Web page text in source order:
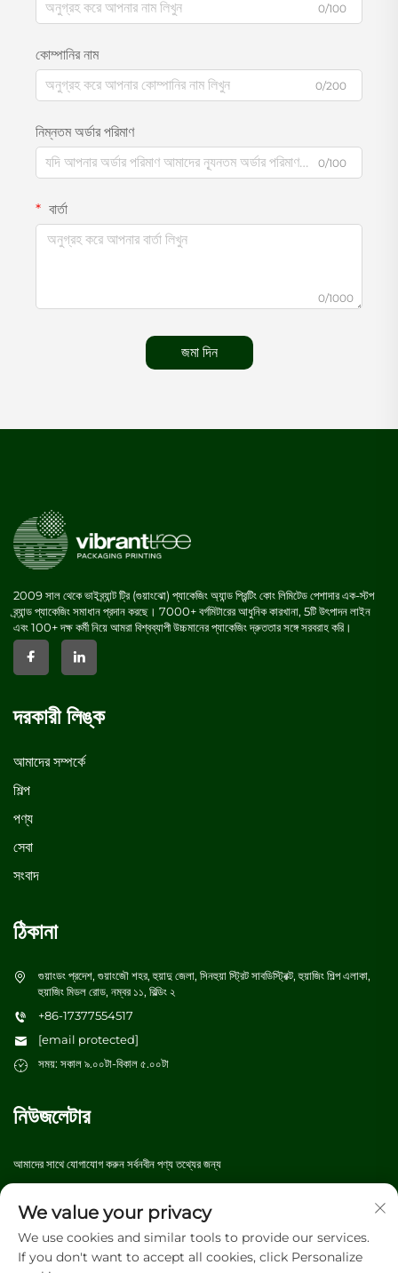
0/100
কোম্পানির নাম
0/200
নিম্নতম অর্ডার পরিমাণ
0/100
বার্তা
0/1000
জমা দিন
2009 সাল থেকে ভাইব্র্যান্ট ট্রি (গুয়াংঝো) প্যাকেজিং অ্যান্ড প্রিন্টিং কোং লিমিটেড পেশাদার এক-স্টপ
ব্র্যান্ড প্যাকেজিং সমাধান প্রদান করছে। 7000+ বর্গমিটারের আধুনিক কারখানা, 5টি উৎপাদন লাইন
এবং 100+ দক্ষ কর্মী নিয়ে আমরা বিশ্বব্যাপী উচ্চমানের প্যাকেজিং দ্রুততার সঙ্গে সরবরাহ করি।
দরকারী লিঙ্ক
আমাদের সম্পর্কে
শিল্প
পণ্য
সেবা
সংবাদ
ঠিকানা
গুয়াংডং প্রদেশ, গুয়াংজৌ শহর, হুয়াদু জেলা, সিনহুয়া স্ট্রিট সাবডিস্ট্রিক্ট, হুয়াজিং শিল্প এলাকা,
হুয়াজিং মিডল রোড, নম্বর ১১, বিল্ডিং ২
+86-17377554517
[email protected]
সময়: সকাল ৯.০০টা-বিকাল ৫.০০টা
নিউজলেটার
আমাদের সাথে যোগাযোগ করুন সর্বনবীন পণ্য তথ্যের জন্য
We value your privacy
We use cookies and similar tools to provide our services.
If you don't want to accept all cookies, click Personalize